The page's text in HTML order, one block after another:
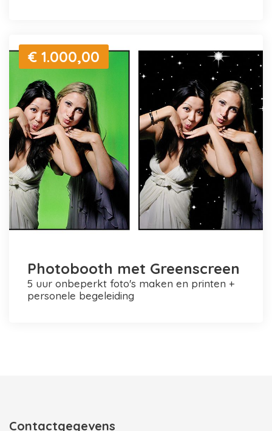
€ 1.000,00
Photobooth met Greenscreen
5 uur onbeperkt foto's maken en printen +
personele begeleiding
Contactgegevens